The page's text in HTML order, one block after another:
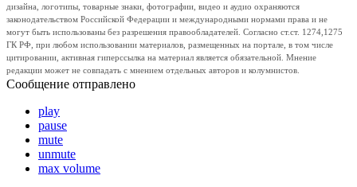
дизайна, логотипы, товарные знаки, фотографии, видео и аудио охраняются
законодательством Российской Федерации и международными нормами права и не
могут быть использованы без разрешения правообладателей. Согласно ст.ст. 1274,1275
ГК РФ, при любом использовании материалов, размещенных на портале, в том числе
цитировании, активная гиперссылка на материал является обязательной. Мнение
редакции может не совпадать с мнением отдельных авторов и колумнистов.
Сообщение отправлено
play
pause
mute
unmute
max volume